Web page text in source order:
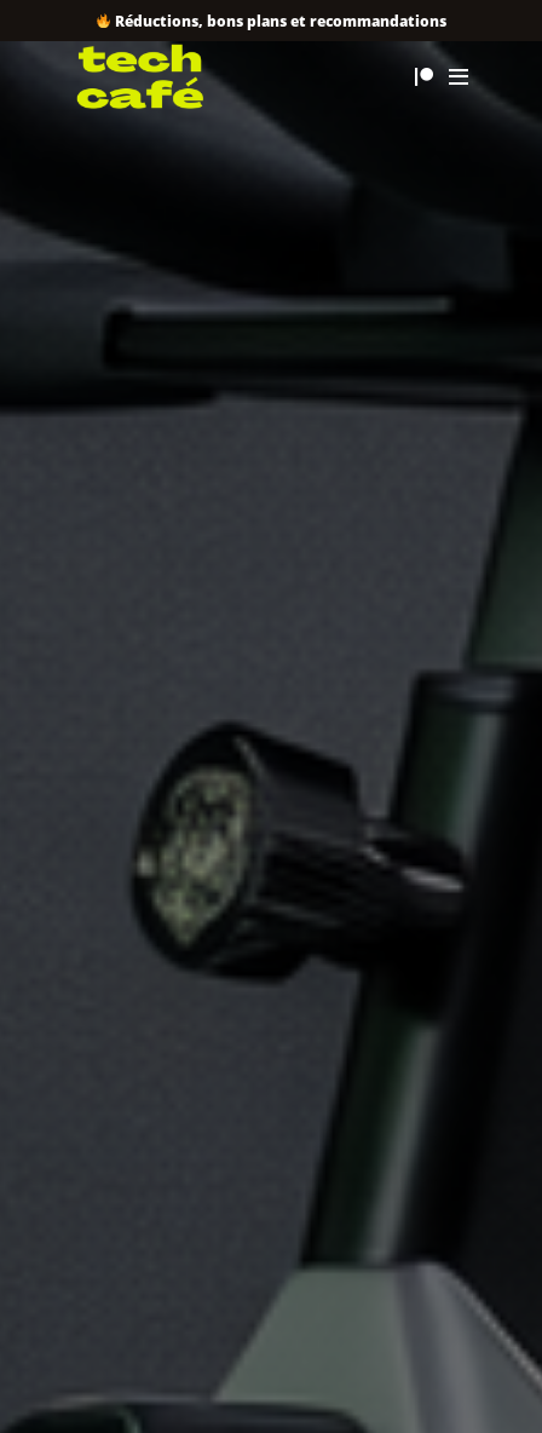
Réductions, bons plans et recommandations